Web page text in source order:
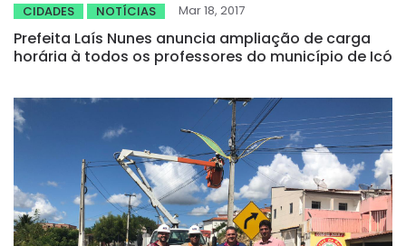
CIDADES NOTÍCIAS Mar 18, 2017
Prefeita Laís Nunes anuncia ampliação de carga
horária à todos os professores do município de Icó